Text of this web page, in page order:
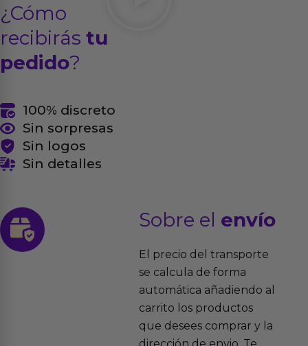
¿Cómo
recibirás tu
pedido?
100% discreto
Sin sorpresas
Sin logos
Sin detalles
Sobre el envío
El precio del transporte
se calcula de forma
automática añadiendo al
carrito los productos
que desees comprar y la